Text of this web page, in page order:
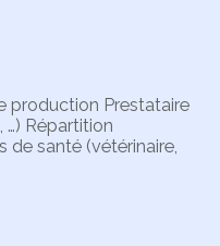
production Prestataire
…) Répartition
de santé (vétérinaire,